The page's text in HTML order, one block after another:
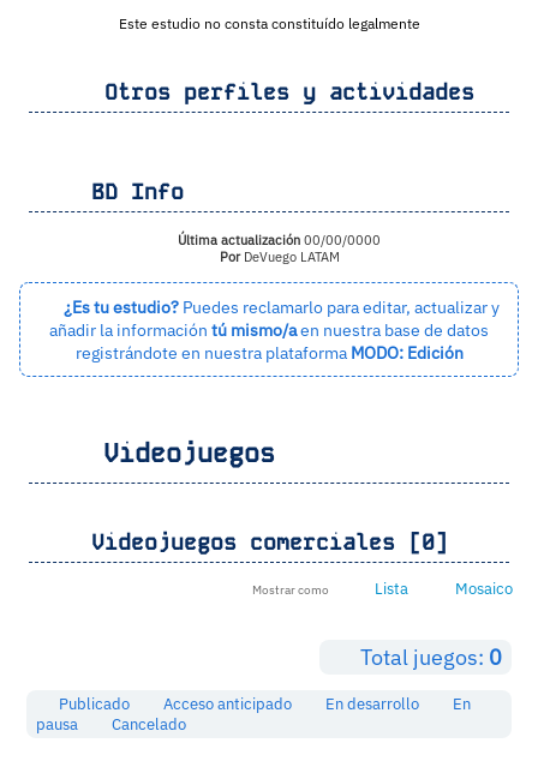
Este estudio no consta constituído legalmente
Otros perfiles y actividades
BD Info
Última actualización 00/00/0000
PorDeVuego LATAM
¿Es tu estudio? Puedes reclamarlo para editar, actualizar y
añadir la información tú mismo/aen nuestra base de datos
registrándote en nuestra plataforma MODO: Edición
Videojuegos
Videojuegos comerciales [0]
Mostrar como Lista Mosaico
Total juegos: 0
Publicado Acceso anticipado En desarrollo
En
pausa
Cancelado